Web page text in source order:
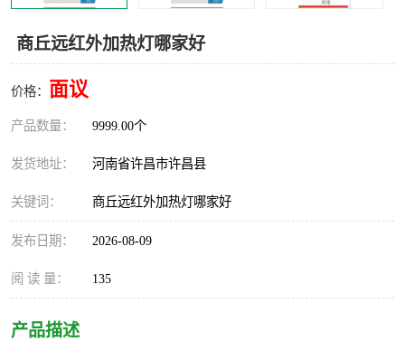
商丘远红外加热灯哪家好
价格： 面议
产品数量： 9999.00个
发货地址： 河南省许昌市许昌县
关键词： 商丘远红外加热灯哪家好
发布日期： 2026-08-09
阅 读 量： 135
产品描述